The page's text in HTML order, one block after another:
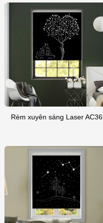
Rèm xuyên sáng Laser AC36